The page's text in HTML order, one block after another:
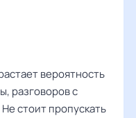
вероятность
разговоров с
стоит пропускать